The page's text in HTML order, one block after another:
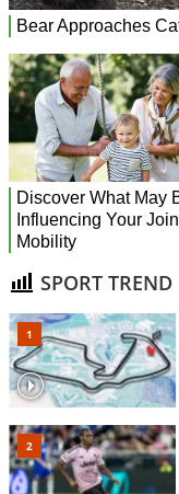
SPORT TREND